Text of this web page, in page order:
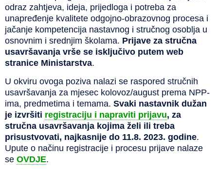
odraz zahtjeva, ideja, prijedloga i potreba za
unapređenje kvalitete odgojno-obrazovnog procesa i
jačanje kompetencija nastavnog i stručnog osoblja u
osnovnim i srednjim školama. Prijave za stručna
usavršavanja vrše se isključivo putem web
stranice Ministarstva.
U okviru ovoga poziva nalazi se raspored stručnih
usavršavanja za mjesec kolovoz/august prema NPP-
ima, predmetima i temama. Svaki nastavnik dužan
je izvršiti registraciju i napraviti prijavu, za
stručna usavršavanja kojima želi ili treba
prisustvovati, najkasnije do 11.8. 2023. godine.
Upute o načinu registracije i procesu prijave nalaze
se OVDJE.